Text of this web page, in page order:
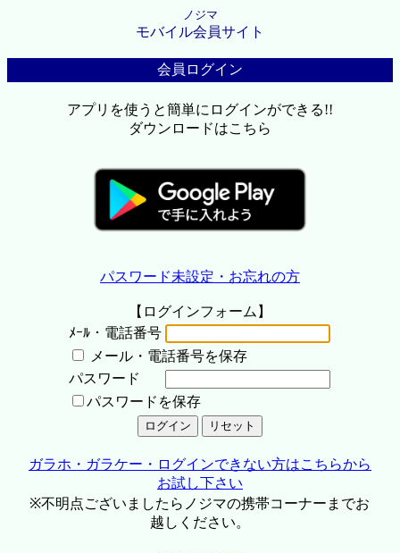
ノジマ
モバイル会員サイト
会員ログイン
アプリを使うと簡単にログインができる!!
ダウンロードはこちら
パスワード未設定・お忘れの方
【ログインフォーム】
ﾒｰﾙ・電話番号
メール・電話番号を保存
パスワード
パスワードを保存
ガラホ・ガラケー・ログインできない方はこちらから
お試し下さい
※不明点ございましたらノジマの携帯コーナーまでお
越しください。